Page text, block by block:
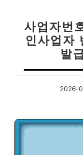
사업자번
인사업자
발
2026-